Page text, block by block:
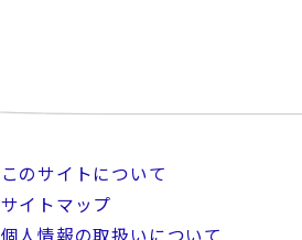
このサイトについて
サイトマップ